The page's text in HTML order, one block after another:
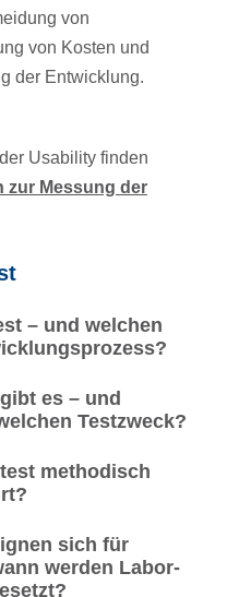
von
von Kosten und
der Entwicklung.
Usability finden
zur Messung der
– und welchen
es – und
Testzweck?
methodisch
sich für
werden Labor-